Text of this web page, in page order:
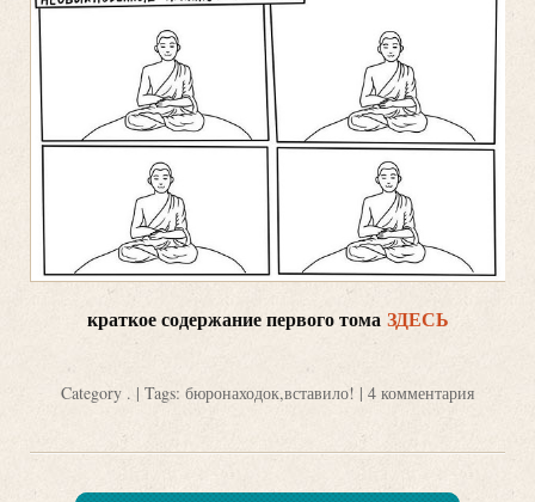
краткое содержание первого тома ЗДЕСЬ
Category . | Tags: бюронаходок,вставило! | 4 комментария